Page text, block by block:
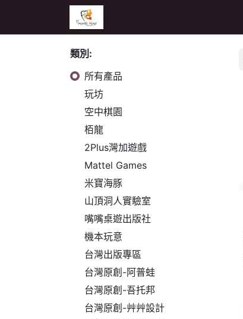
類別:
所有產品
玩坊
空中棋園
栢龍
2Plus灣加遊戲
Mattel Games
米寶海豚
山頂洞人實驗室
嘴嘴桌遊出版社
機本玩意
台灣出版專區
台灣原創-阿普蛙
台灣原創-吾托邦
台灣原創-艸艸設計